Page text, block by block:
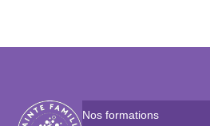
Nos formations